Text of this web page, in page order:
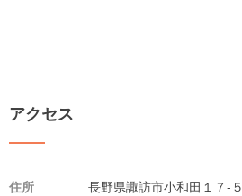
アクセス
住所 長野県諏訪市小和田１７-５